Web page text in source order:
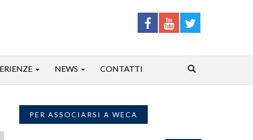
NEWS CONTATTI
PER ASSOCIARSI A WECA